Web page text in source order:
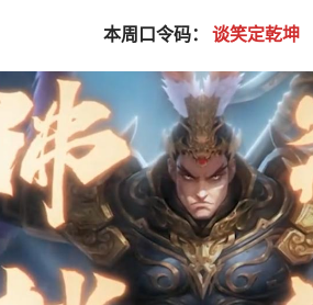
本周口令码： 谈笑定乾坤